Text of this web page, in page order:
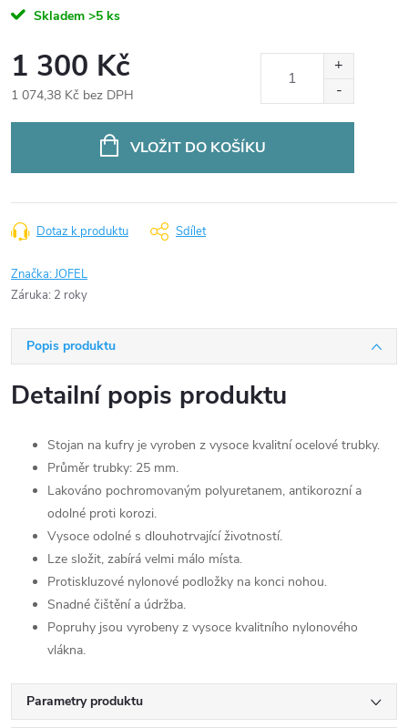
Skladem >5 ks
1 300 Kč
1 074,38 Kč bez DPH
VLOŽIT DO KOŠÍKU
Dotaz k produktu Sdílet
Značka:JOFEL
Záruka: 2 roky
Popis produktu
Detailní popis produktu
Stojan na kufry je vyroben z vysoce kvalitní ocelové trubky.
Průměr trubky: 25 mm.
Lakováno pochromovaným polyuretanem, antikorozní a
odolné proti korozi.
Vysoce odolné s dlouhotrvající životností.
Lze složit, zabírá velmi málo místa.
Protiskluzové nylonové podložky na konci nohou.
Snadné čištění a údržba.
Popruhy jsou vyrobeny z vysoce kvalitního nylonového
vlákna.
Parametry produktu